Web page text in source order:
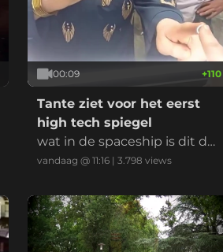
00:09 +110
Tante ziet voor het eerst
high tech spiegel
wat in de spaceship is dit da
n?!
vandaag @ 11:16| 3.798 views